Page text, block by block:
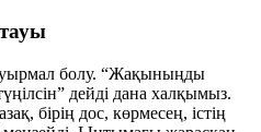
болу. “Жақыныңды
дейді дана халқымыз.
бірің дос, көрмесең, істің